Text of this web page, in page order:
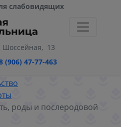
слабовидящих
Шоссейная, 13
(906) 47-77-463
роды и послеродовой